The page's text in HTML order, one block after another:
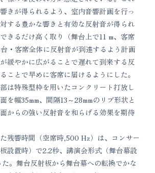
きが得られるよう、室内音響計画を行っ
する豊かな響きと有効な反射音が得られ
きるだけ高く取り（舞台上で11 m、客席
・客席全体に反射音が到達するよう計画
緩やかに広がることで遅れて到来する反
ことで早めに客席に届けるようにした。
は特殊型枠を用いたコンクリート打放し
を幅35mm、間隔13～28mmのリブ形状と
からの強い反射音を和らげる効果を期待
残響時間（空席時,500 Hz）は、コンサー
設置時）で2.2秒、講演会形式（舞台幕設
。舞台反射板から舞台幕への転換でかな